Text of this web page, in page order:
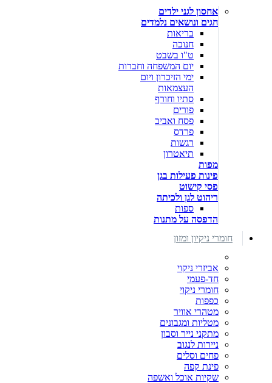
אחסון לגני ילדים
חגים ונושאים נלמדים
בריאות
חנוכה
ט"ו בשבט
יום המשפחה וחברות
ימי הזיכרון ויום
העצמאות
סתיו וחורף
פורים
פסח ואביב
פרדס
רגשות
תיאטרון
מפות
פינות פעילות בגן
פסי קישוט
ריהוט לגן ולכיתה
ספות
הדפסה על מתנות
חומרי ניקיון ומזון
אביזרי ניקוי
חד-פעמי
חומרי ניקוי
כפפות
מטהרי אוויר
מטליות ומגבונים
מתקני נייר וסבון
ניירות לנגוב
פחים וסלים
פינת קפה
שקיות אוכל ואשפה